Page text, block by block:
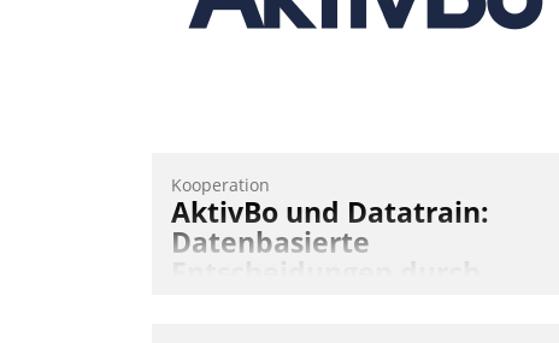
Kooperation
AktivBo und Datatrain:
Datenbasierte